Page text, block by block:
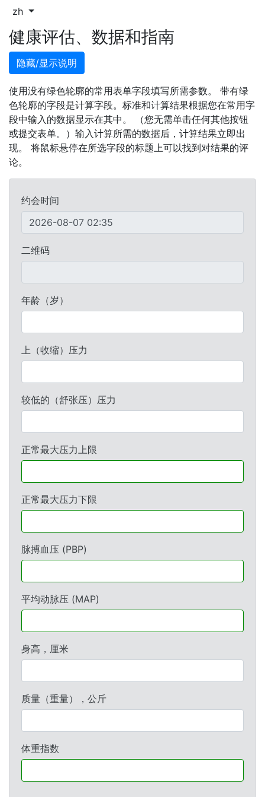
zh
健康评估、数据和指南
隐藏/显示说明
使用没有绿色轮廓的常用表单字段填写所需参数。 带有绿
色轮廓的字段是计算字段。标准和计算结果根据您在常用字
段中输入的数据显示在其中。 （您无需单击任何其他按钮
或提交表单。）输入计算所需的数据后，计算结果立即出
现。 将鼠标悬停在所选字段的标题上可以找到对结果的评
论。
约会时间
二维码
年龄（岁）
上（收缩）压力
较低的（舒张压）压力
正常最大压力上限
正常最大压力下限
脉搏血压 (PBP)
平均动脉压 (MAP)
身高，厘米
质量（重量），公斤
体重指数